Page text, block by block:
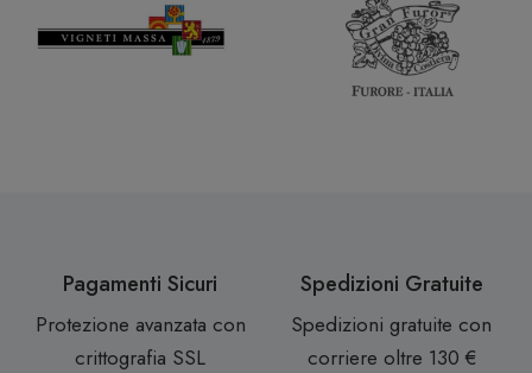
Pagamenti Sicuri
Protezione avanzata con
crittografia SSL
Spedizioni Gratuite
Spedizioni gratuite con
corriere oltre 130 €